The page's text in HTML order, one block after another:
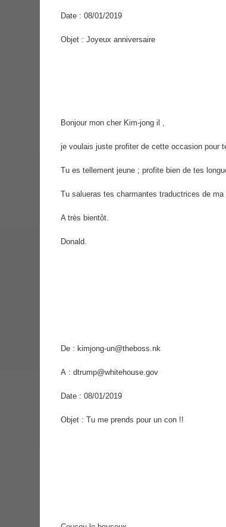
Date : 08/01/2019
Objet : Joyeux anniversaire
Bonjour mon cher Kim-jong il ,
je voulais juste profiter de cette occasion pour
Tu es tellement jeune ; profite bien de tes
Tu salueras tes charmantes traductrices de ma
A très bientôt.
Donald.
De : kimjong-un@theboss.nk
A : dtrump@whitehouse.gov
Date : 08/01/2019
Objet : Tu me prends pour un con !!